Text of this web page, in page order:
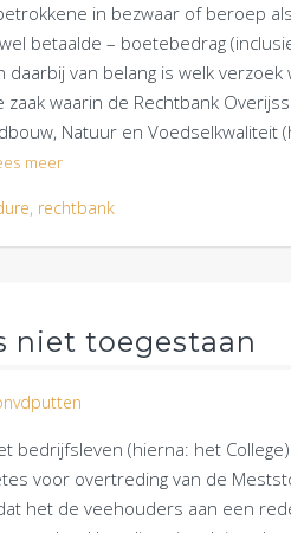
in bezwaar of beroep
betaalde – boetebedrag
van belang is welk
waarin de Rechtbank
Natuur en
meer
, rechtbank
niet toegestaan
bedrijfsleven (hierna: het
voor overtreding van de
het de veehouders aan een